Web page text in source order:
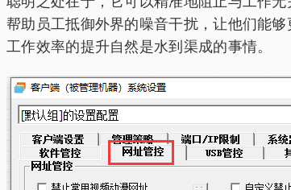
帮助员工抵御外界的噪音干扰，让他们能
工作效率的提升自然是水到渠成的事情。